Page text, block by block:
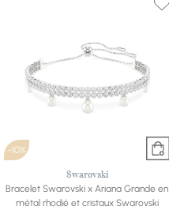
-10%
Swarovski
Bracelet Swarovski x Ariana Grande en
métal rhodié et cristaux Swarovski